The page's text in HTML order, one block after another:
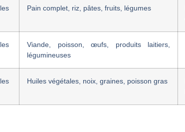
Pain complet, riz, pâtes, fruits, légumes
Viande, poisson, œufs, produits laitiers,
légumineuses
Huiles végétales, noix, graines, poisson gras